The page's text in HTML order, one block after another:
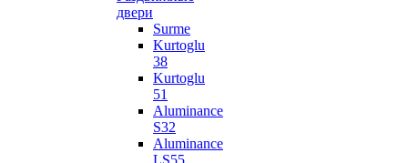
двери
Surme
Kurtoglu
38
Kurtoglu
51
Aluminance
S32
Aluminance
LS55